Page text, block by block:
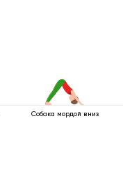
Собака мордой вниз